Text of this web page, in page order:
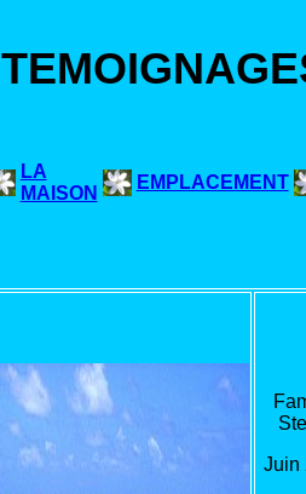
LA
MAISON
EMPLACEMENT
Juin